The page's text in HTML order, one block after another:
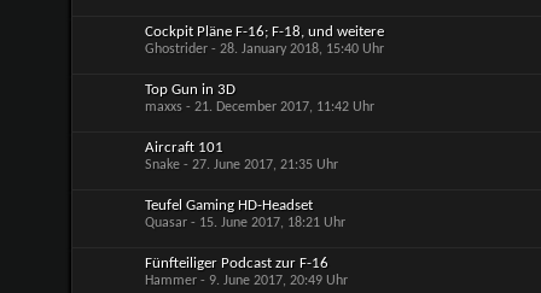
Cockpit Pläne F-16; F-18, und weitere
Ghostrider- 28. January 2018, 15:40 Uhr
Top Gun in 3D
maxxs- 21. December 2017, 11:42 Uhr
Aircraft 101
Snake- 27. June 2017, 21:35 Uhr
Teufel Gaming HD-Headset
Quasar- 15. June 2017, 18:21 Uhr
Fünfteiliger Podcast zur F-16
Hammer- 9. June 2017, 20:49 Uhr